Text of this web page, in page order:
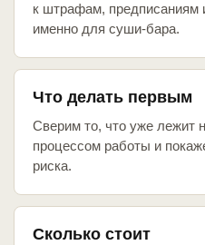
к штрафам, предписаниям
именно для суши-бара.
Что делать первым
Сверим то, что уже лежит
процессом работы и
риска.
Сколько стоит